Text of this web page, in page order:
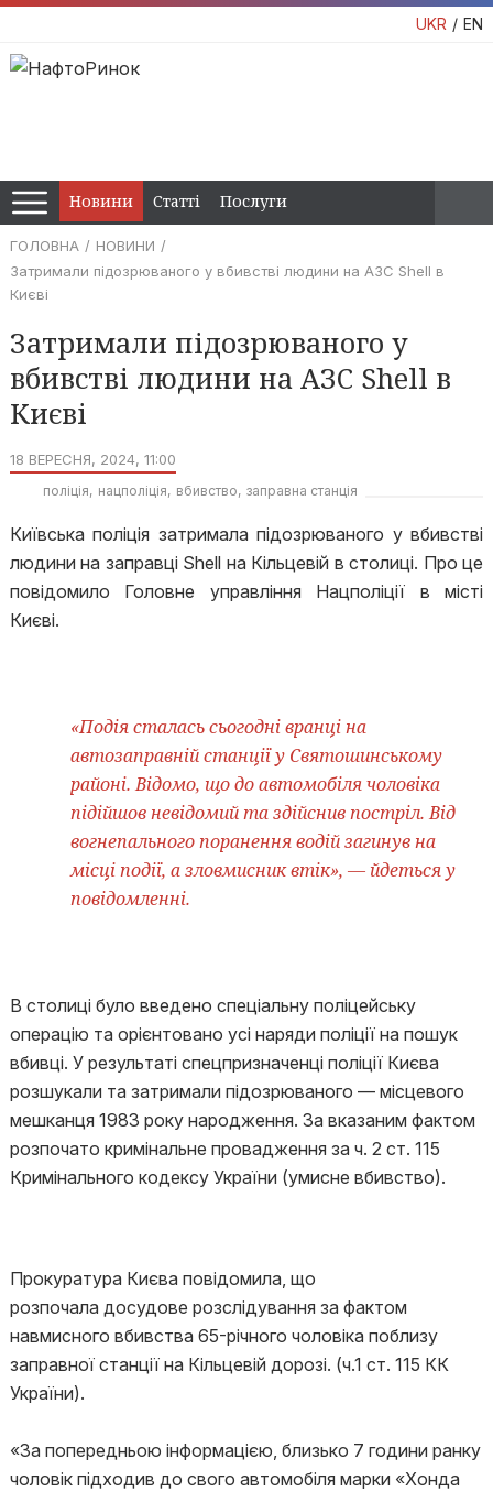
UKR EN
Новини Статті Послуги
ГОЛОВНА
НОВИНИ
Затримали підозрюваного у вбивстві людини на АЗС Shell в
Києві
Затримали підозрюваного у
вбивстві людини на АЗС Shell в
Києві
18 ВЕРЕСНЯ, 2024, 11:00
поліція нацполіція вбивство заправна станція
Київська поліція затримала підозрюваного у вбивстві
людини на заправці Shell на Кільцевій в столиці. Про це
повідомило Головне управління Нацполіції в місті
Києві.
«Подія сталась сьогодні вранці на
автозаправній станції у Святошинському
районі. Відомо, що до автомобіля чоловіка
підійшов невідомий та здійснив постріл. Від
вогнепального поранення водій загинув на
місці події, а зловмисник втік», — йдеться у
повідомленні.
В столиці було введено спеціальну поліцейську
операцію та орієнтовано усі наряди поліції на пошук
вбивці. У результаті спецпризначенці поліції Києва
розшукали та затримали підозрюваного — місцевого
мешканця 1983 року народження. За вказаним фактом
розпочато кримінальне провадження за ч. 2 ст. 115
Кримінального кодексу України (умисне вбивство).
Прокуратура Києва повідомила, що
розпочала досудове розслідування за фактом
навмисного вбивства 65-річного чоловіка поблизу
заправної станції на Кільцевій дорозі. (ч.1 ст. 115 КК
України).
«За попередньою інформацією, близько 7 години ранку
чоловік підходив до свого автомобіля марки «Хонда